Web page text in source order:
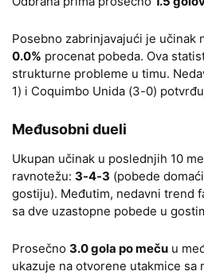
Posebno zabrinjavajući je učinak
0.0% procenat pobeda. Ova
strukturne probleme u timu.
1) i Coquimbo Unida (3-0)
Međusobni dueli
Ukupan učinak u poslednjih 10
ravnotežu: 3-4-3 (pobede
gostiju). Međutim, nedavni trend
sa dve uzastopne pobede u
Prosečno 3.0 gola po meču u
ukazuje na otvorene utakmice sa